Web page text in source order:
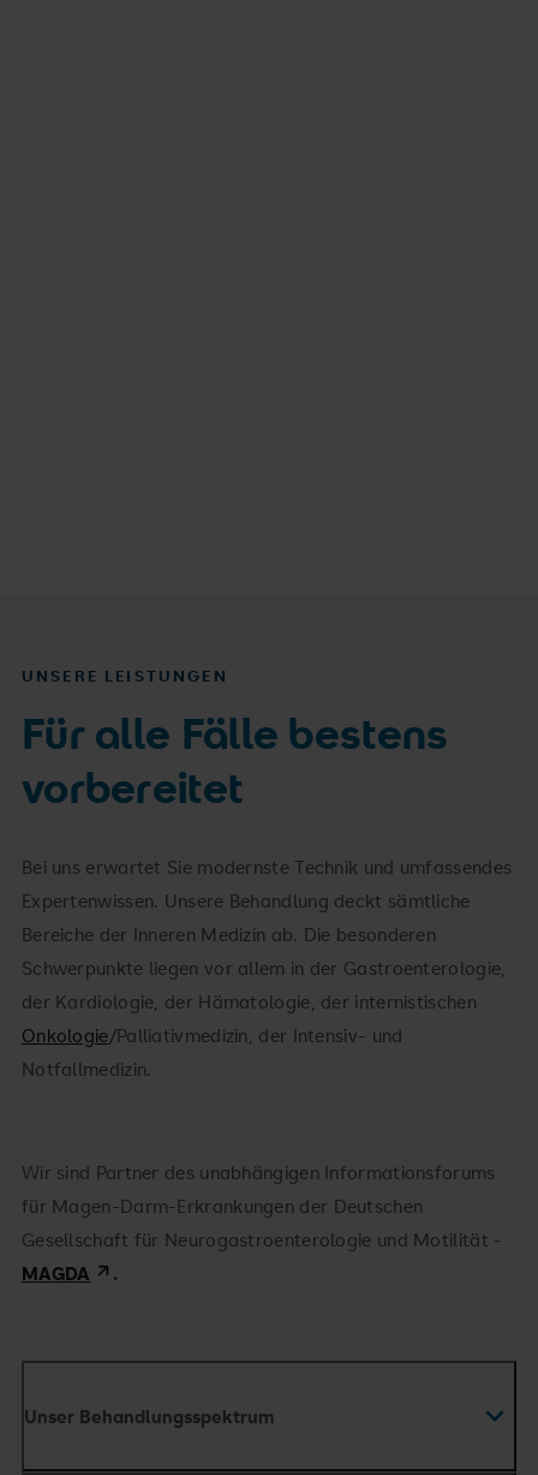
UNSERE LEISTUNGEN
Für alle Fälle bestens
vorbereitet
Bei uns erwartet Sie modernste Technik und umfassendes
Expertenwissen. Unsere Behandlung deckt sämtliche
Bereiche der Inneren Medizin ab. Die besonderen
Schwerpunkte liegen vor allem in der Gastroenterologie,
der Kardiologie, der Hämatologie, der internistischen
Onkologie/Palliativmedizin, der Intensiv- und
Notfallmedizin.
Wir sind Partner des unabhängigen Informationsforums
für Magen-Darm-Erkrankungen der Deutschen
Gesellschaft für Neurogastroenterologie und Motilität -
MAGDA
.
Unser Behandlungsspektrum